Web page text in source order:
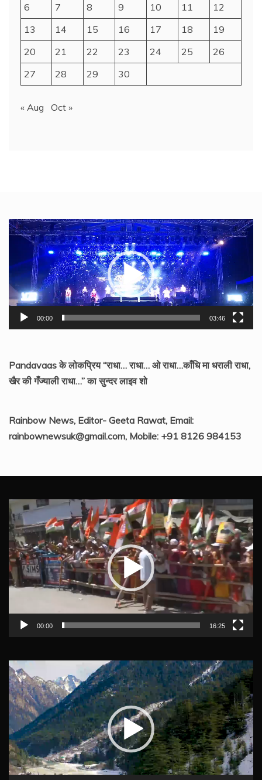
6
7 8 9 10 11
12
13
14 15 16 17 18
19
20
21 22 23 24 25
26
27
28 29 30
« Aug Oct »
Video
Player
00:00 03:46
Pandavaas के लोकप्रिय “राधा… राधा… ओ राधा…काँधि मा धराली राधा,
खैर की गँज्याली राधा…” का सुन्दर लाइव शो
Rainbow News, Editor- Geeta Rawat, Email:
rainbownewsuk@gmail.com, Mobile: +91 8126 984153
Video
Player
00:00 16:25
Video
Player